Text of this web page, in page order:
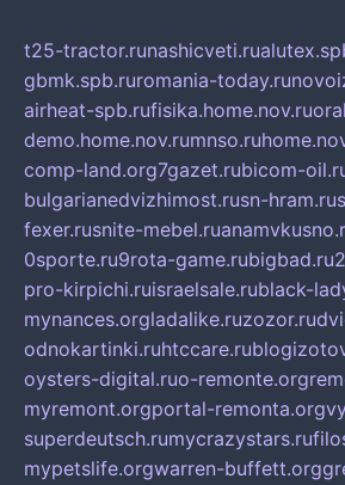
t25-tractor.runashicveti.ru
gbmk.spb.ruromania-today.ru
airheat-spb.rufisika.home.nov.ru
demo.home.nov.rumnso.ru
comp-land.org7gazet.rubicom-
bulgarianedvizhimost.rusn-hram.ru
fexer.rusnite-mebel.ru
0sporte.ru9rota-game.rubigbad.ru
pro-kirpichi.ruisraelsale.rublack-
mynances.orgladalike.ruzozor.ru
odnokartinki.ruhtccare.ru
oysters-digital.ruo-remonte.org
myremont.orgportal-remonta.org
superdeutsch.rumycrazystars.ru
mypetslife.orgwarren-buffett.org